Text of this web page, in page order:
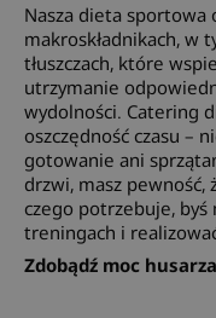
Nasza dieta sportowa
makroskładnikach, w
tłuszczach, które
utrzymanie
wydolności. Catering
oszczędność czasu –
gotowanie ani
drzwi, masz pewność,
czego potrzebuje, byś
treningach i
Zdobądź moc